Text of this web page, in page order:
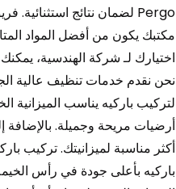
اختيارك لـ شركة الهندسية،
نحن نقدم خدمات تنظيف عالية
لتركيب باركيه يناسب
أرضيات مريحة وجميلة.
باركيه بأعلى جودة في رأس